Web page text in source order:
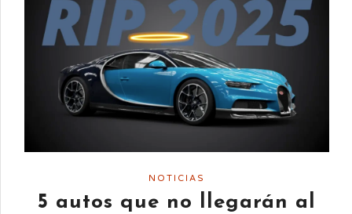
NOTICIAS
5 autos que no llegarán al